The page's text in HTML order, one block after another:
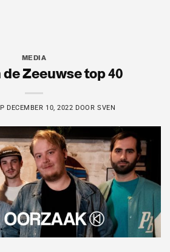
MEDIA
de Zeeuwse top 40
DECEMBER 10, 2022 DOOR SVEN